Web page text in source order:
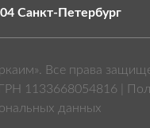
Санкт‑Петербург
Все права
1133668054816 |
данных